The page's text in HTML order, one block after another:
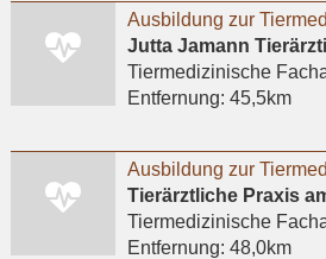
Jutta Jamann
Tiermedizinische
Entfernung: 45,5km
Tiermedizinische
Entfernung: 48,0km